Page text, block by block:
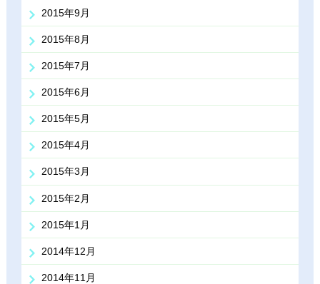
2015年9月
2015年8月
2015年7月
2015年6月
2015年5月
2015年4月
2015年3月
2015年2月
2015年1月
2014年12月
2014年11月